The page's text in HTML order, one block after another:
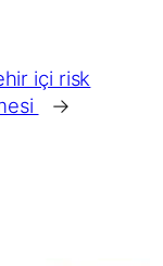
içi risk
→